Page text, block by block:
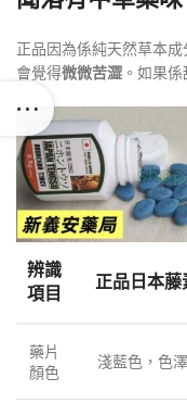
正品因為係純天然草本
會覺得微微苦澀 。如果
辨識
項目
正品日本藤
藥片
顏色
淺藍色，色